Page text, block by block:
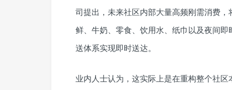
司提出，未来社区内部大量高频刚需消费
鲜、牛奶、零食、饮用水、纸巾以及夜间
送体系实现即时送达。
业内人士认为，这实际上是在重构整个社